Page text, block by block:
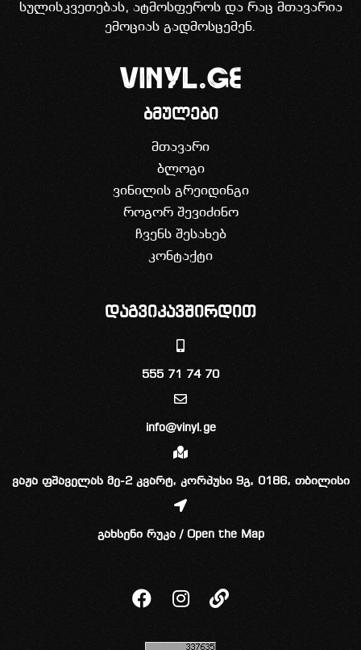
სულისკვეთებას, ატმოსფეროს და რაც მთავარია
ემოციას გადმოსცემენ.
ბმულები
მთავარი
ბლოგი
ვინილის გრეიდინგი
როგორ შევიძინო
ჩვენს შესახებ
კონტაქტი
დაგვიკავშირდით
555 71 74 70
info@vinyl.ge
ვაჟა ფშაველას მე-2 კვარტ, კორპუსი 9გ, 0186, თბილისი
გახსენი რუკა / Open the Map